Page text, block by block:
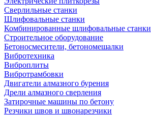
Сверлильные станки
Шлифовальные станки
Комбинированные шлифовальные станки
Строительное оборудование
Бетоносмесители, бетономешалки
Вибротехника
Виброплиты
Вибротрамбовки
Двигатели алмазного бурения
Дрели алмазного сверления
Затирочные машины по бетону
Резчики швов и швонарезчики